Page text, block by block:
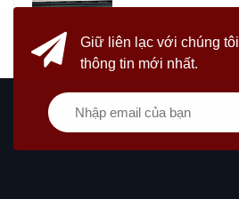
Giữ liên lạc với chúng tôi
thông tin mới nhất.